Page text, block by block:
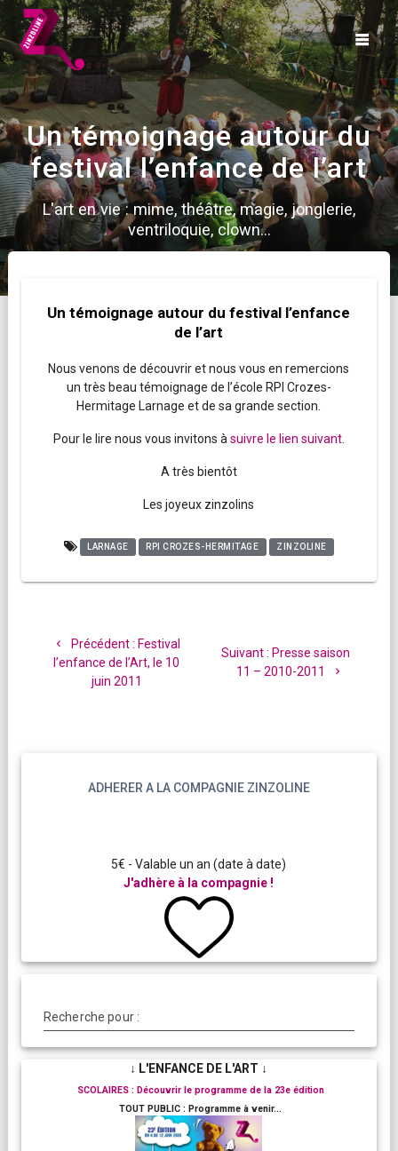
Skip
to
content
Un témoignage autour du
festival l’enfance de l’art
L'art en vie : mime, théâtre, magie, jonglerie,
ventriloquie, clown...
Un témoignage autour du festival l’enfance
de l’art
Nous venons de découvrir et nous vous en remercions
un très beau témoignage de l’école RPI Crozes-
Hermitage Larnage et de sa grande section.
Pour le lire nous vous invitons à suivre le lien suivant.
A très bientôt
Les joyeux zinzolins
LARNAGE RPI CROZES-HERMITAGE ZINZOLINE
l’article
Précédent : Article
précédent
:
Festival
l’enfance de l’Art, le 10
juin 2011
Suivant : Article
suivant
Presse saison
11 – 2010-2011
ADHERER A LA COMPAGNIE ZINZOLINE
5€ - Valable un an (date à date)
J'adhère à la compagnie !
Recherche pour :
↓ L'ENFANCE DE L'ART ↓
SCOLAIRES : Découvrir le programme de la 23e édition
TOUT PUBLIC : Programme à venir...